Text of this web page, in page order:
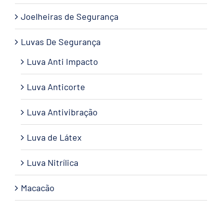
Joelheiras de Segurança
Luvas De Segurança
Luva Anti Impacto
Luva Anticorte
Luva Antivibração
Luva de Látex
Luva Nitrílica
Macacão